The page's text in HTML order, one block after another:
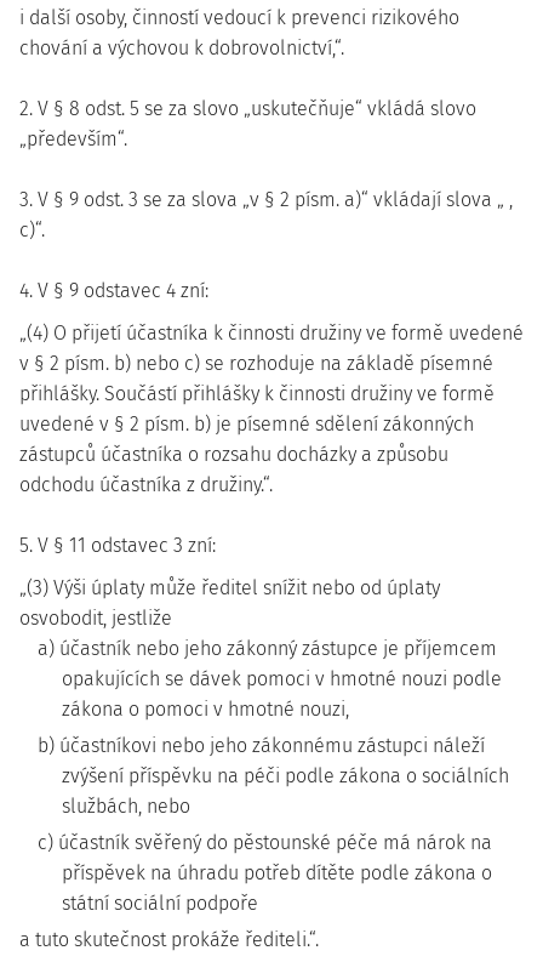
i další osoby, činností vedoucí k prevenci rizikového
chování a výchovou k dobrovolnictví,“.
2. V § 8 odst. 5 se za slovo „uskutečňuje“ vkládá slovo
„především“.
3. V § 9 odst. 3 se za slova „v § 2 písm. a)“ vkládají slova „ ,
c)“.
4. V § 9 odstavec 4 zní:
„(4) O přijetí účastníka k činnosti družiny ve formě uvedené
v § 2 písm. b) nebo c) se rozhoduje na základě písemné
přihlášky. Součástí přihlášky k činnosti družiny ve formě
uvedené v § 2 písm. b) je písemné sdělení zákonných
zástupců účastníka o rozsahu docházky a způsobu
odchodu účastníka z družiny.“.
5. V § 11 odstavec 3 zní:
„(3) Výši úplaty může ředitel snížit nebo od úplaty
osvobodit, jestliže
a) účastník nebo jeho zákonný zástupce je příjemcem
opakujících se dávek pomoci v hmotné nouzi podle
zákona o pomoci v hmotné nouzi,
b) účastníkovi nebo jeho zákonnému zástupci náleží
zvýšení příspěvku na péči podle zákona o sociálních
službách, nebo
c) účastník svěřený do pěstounské péče má nárok na
příspěvek na úhradu potřeb dítěte podle zákona o
státní sociální podpoře
a tuto skutečnost prokáže řediteli.“.